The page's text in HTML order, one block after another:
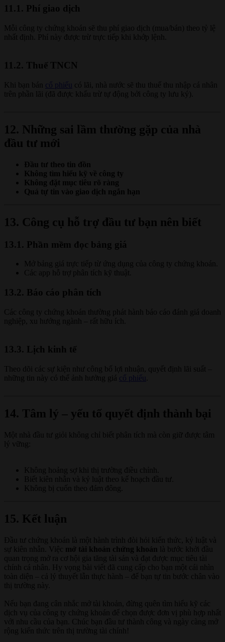
11.1. Phí giao dịch
Mỗi công ty chứng khoán sẽ thu phí giao dịch (mua/bán) theo tỷ lệ
nhất định. Phí này được trừ trực tiếp khi khớp lệnh.
11.2. Thuế TNCN
Khi bạn bán cổ phiếu
có lãi, nhà nước sẽ thu thuế thu nhập cá nhân
trên phần lãi (đã được khấu trừ tự động bởi công ty lưu ký).
12. Những sai lầm thường gặp của nhà
đầu tư mới
Đầu tư theo tin đồn
Không tìm hiểu kỹ về công ty
Không đặt mục tiêu rõ ràng
Quá tự tin vào giao dịch ngắn hạn
13. Công cụ hỗ trợ đầu tư bạn nên biết
13.1. Phần mềm đọc bảng giá
Mở bảng giá trực tiếp từ ứng dụng của công ty chứng khoán.
Các app hỗ trợ phân tích kỹ thuật.
13.2. Báo cáo phân tích
Các công ty chứng khoán thường phát hành báo cáo đánh giá doanh
nghiệp, xu hướng ngành – rất hữu ích.
13.3. Lịch kinh tế
Theo dõi các sự kiện như công bố lợi nhuận, quyết định lãi suất –
những tin này có thể ảnh hưởng giá cổ phiếu
14. Tâm lý – yếu tố quyết định thành bại
Một nhà đầu tư giỏi không chỉ biết phân tích mà còn giữ được tâm
lý vững:
Không hoảng sợ khi thị trường điều chỉnh.
Biết kiên nhẫn và kỷ luật theo kế hoạch đầu tư.
Không bị cuốn theo đám đông.
15. Kết luận
Đầu tư chứng khoán là một hành trình đòi hỏi kiến thức, kỷ luật và
sự kiên nhẫn. Việc mở tài khoản chứng khoán
là bước khởi đầu
quan trọng mở ra cơ hội gia tăng tài sản và đạt được mục tiêu tài
chính cá nhân. Hy vọng bài viết đã cung cấp cho bạn một cái nhìn
toàn diện – cả lý thuyết lẫn thực hành – để bạn tự tin bước chân vào
thị trường này.
Nếu bạn đang cân nhắc mở tài khoản, đừng quên tìm hiểu kỹ các
dịch vụ của công ty chứng khoán để chọn được đơn vị phù hợp nhất
với nhu cầu của bạn. Chúc bạn đầu tư thành công và ngày càng mở
rộng kiến thức trên thị trường tài chính!